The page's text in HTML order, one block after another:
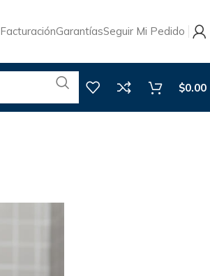
FacturaciónGarantíasSeguir Mi Pedido
$0.00